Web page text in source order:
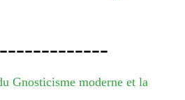
Gnosticisme moderne et la